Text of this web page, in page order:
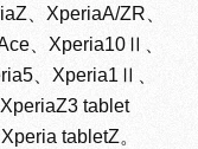
、XperiaA/ZR、
、Xperia10Ⅱ、
、Xperia1Ⅱ、
tablet
tabletZ。